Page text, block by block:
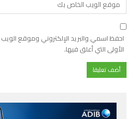
احفظ اسمي والبريد الإلكتروني وموقع
الأولى التي أعلق فيها.